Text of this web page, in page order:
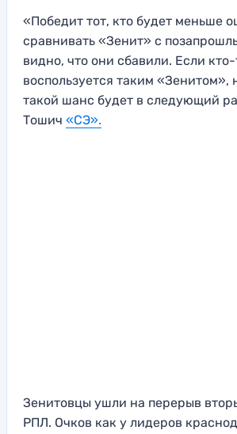
«Победит тот, кто будет меньше
сравнивать «Зенит» с
видно, что они сбавили. Если
воспользуется таким «Зенитом»,
такой шанс будет в следующий
Тошич «СЭ».
Зенитовцы ушли на перерыв
РПЛ. Очков как у лидеров